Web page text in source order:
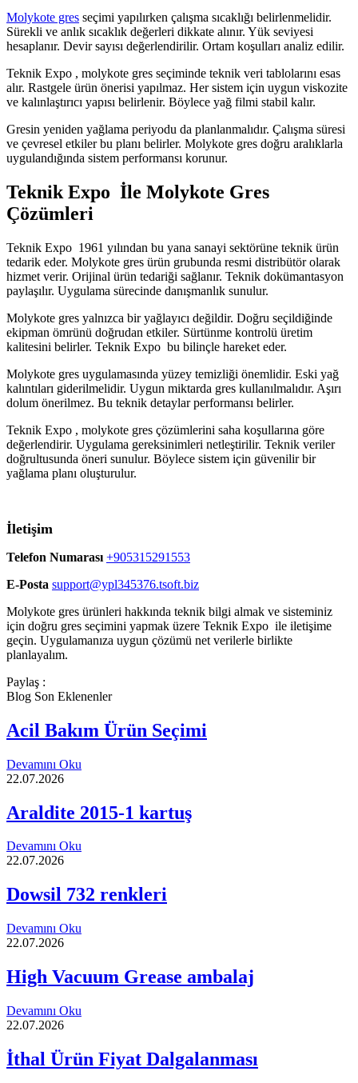
Molykote gres seçimi yapılırken çalışma sıcaklığı belirlenmelidir.
Sürekli ve anlık sıcaklık değerleri dikkate alınır. Yük seviyesi
hesaplanır. Devir sayısı değerlendirilir. Ortam koşulları analiz edilir.
Teknik Expo , molykote gres seçiminde teknik veri tablolarını esas
alır. Rastgele ürün önerisi yapılmaz. Her sistem için uygun viskozite
ve kalınlaştırıcı yapısı belirlenir. Böylece yağ filmi stabil kalır.
Gresin yeniden yağlama periyodu da planlanmalıdır. Çalışma süresi
ve çevresel etkiler bu planı belirler. Molykote gres doğru aralıklarla
uygulandığında sistem performansı korunur.
Teknik Expo İle Molykote Gres
Çözümleri
Teknik Expo 1961 yılından bu yana sanayi sektörüne teknik ürün
tedarik eder. Molykote gres ürün grubunda resmi distribütör olarak
hizmet verir. Orijinal ürün tedariği sağlanır. Teknik dokümantasyon
paylaşılır. Uygulama sürecinde danışmanlık sunulur.
Molykote gres yalnızca bir yağlayıcı değildir. Doğru seçildiğinde
ekipman ömrünü doğrudan etkiler. Sürtünme kontrolü üretim
kalitesini belirler. Teknik Expo bu bilinçle hareket eder.
Molykote gres uygulamasında yüzey temizliği önemlidir. Eski yağ
kalıntıları giderilmelidir. Uygun miktarda gres kullanılmalıdır. Aşırı
dolum önerilmez. Bu teknik detaylar performansı belirler.
Teknik Expo , molykote gres çözümlerini saha koşullarına göre
değerlendirir. Uygulama gereksinimleri netleştirilir. Teknik veriler
doğrultusunda öneri sunulur. Böylece sistem için güvenilir bir
yağlama planı oluşturulur.
İletişim
Telefon Numarası +905315291553
E-Posta support@ypl345376.tsoft.biz
Molykote gres ürünleri hakkında teknik bilgi almak ve sisteminiz
için doğru gres seçimini yapmak üzere Teknik Expo ile iletişime
geçin. Uygulamanıza uygun çözümü net verilerle birlikte
planlayalım.
Paylaş :
Blog Son Eklenenler
Acil Bakım Ürün Seçimi
Devamını Oku
22.07.2026
Araldite 2015-1 kartuş
Devamını Oku
22.07.2026
Dowsil 732 renkleri
Devamını Oku
22.07.2026
High Vacuum Grease ambalaj
Devamını Oku
22.07.2026
İthal Ürün Fiyat Dalgalanması